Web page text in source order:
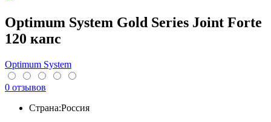
Optimum System Gold Series Joint Forte
120 капс
Optimum System
0 отзывов
Страна:Россия